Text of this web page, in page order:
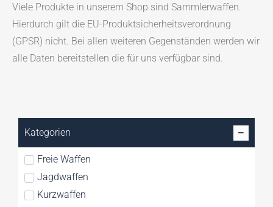
Viele Produkte in unserem Shop sind Sammlerwaffen.
Hierdurch gilt die EU-Produktsicherheitsverordnung
(GPSR) nicht. Bei allen weiteren Gegenständen werden wir
alle Daten bereitstellen die für uns verfügbar sind.
Kategorien
Freie Waffen
Jagdwaffen
Kurzwaffen